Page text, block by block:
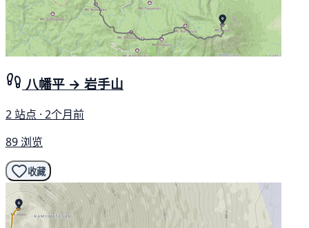
八幡平 → 岩手山
2 站点 · 2个月前
89 浏览
收藏